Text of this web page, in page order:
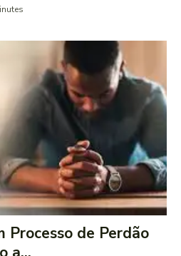
Processo de Perdão